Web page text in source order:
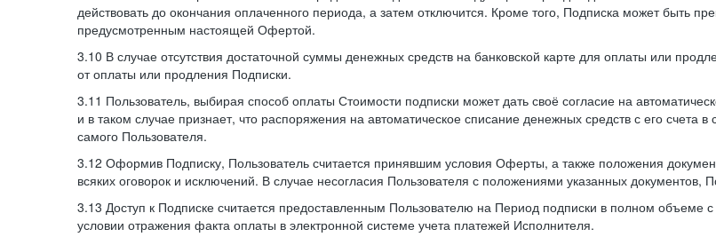
действовать до окончания оплаченного периода, а затем отключится. Кроме того, Подписка может быть
предусмотренным настоящей Офертой.
3.10 В случае отсутствия достаточной суммы денежных средств на банковской карте для оплаты или
от оплаты или продления Подписки.
3.11 Пользователь, выбирая способ оплаты Стоимости подписки может дать своё согласие на
и в таком случае признает, что распоряжения на автоматическое списание денежных средств с его
самого Пользователя.
3.12 Оформив Подписку, Пользователь считается принявшим условия Оферты, а также положения
всяких оговорок и исключений. В случае несогласия Пользователя с положениями указанных документов,
3.13 Доступ к Подписке считается предоставленным Пользователю на Период подписки в полном
условии отражения факта оплаты в электронной системе учета платежей Исполнителя.